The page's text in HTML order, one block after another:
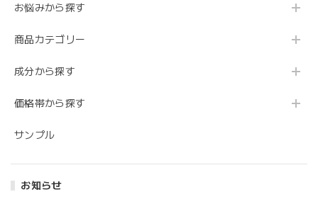
お悩みから探す
商品カテゴリー
成分から探す
価格帯から探す
サンプル
お知らせ